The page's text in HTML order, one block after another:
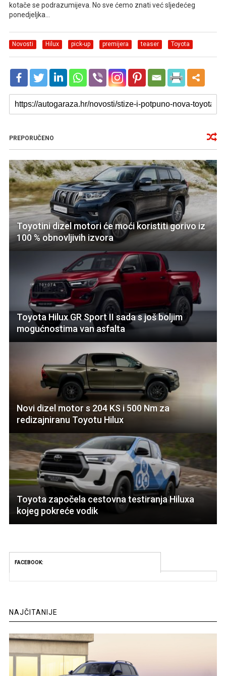
kotače se podrazumijeva. No sve ćemo znati već sljedećeg
ponedjeljka…
Novosti Hilux pick-up premijera teaser Toyota
PREPORUČENO
Toyotini dizel motori će moći koristiti gorivo iz
100 % obnovljivih izvora
Toyota Hilux GR Sport II sada s još boljim
mogućnostima van asfalta
Novi dizel motor s 204 KS i 500 Nm za
redizajniranu Toyotu Hilux
Toyota započela cestovna testiranja Hiluxa
kojeg pokreće vodik
FACEBOOK:
NAJČITANIJE